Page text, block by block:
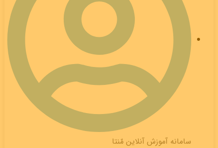
سامانه آموزش آنلاین مٌنتا